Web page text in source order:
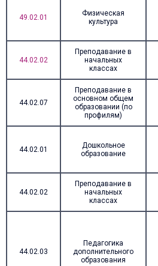
49.02.01
Физическая
культура
44.02.02
Преподавание в
начальных
классах
44.02.07
Преподавание в
основном общем
образовании (по
профилям)
44.02.01
Дошкольное
образование
44.02.02
Преподавание в
начальных
классах
44.02.03
Педагогика
дополнительного
образования